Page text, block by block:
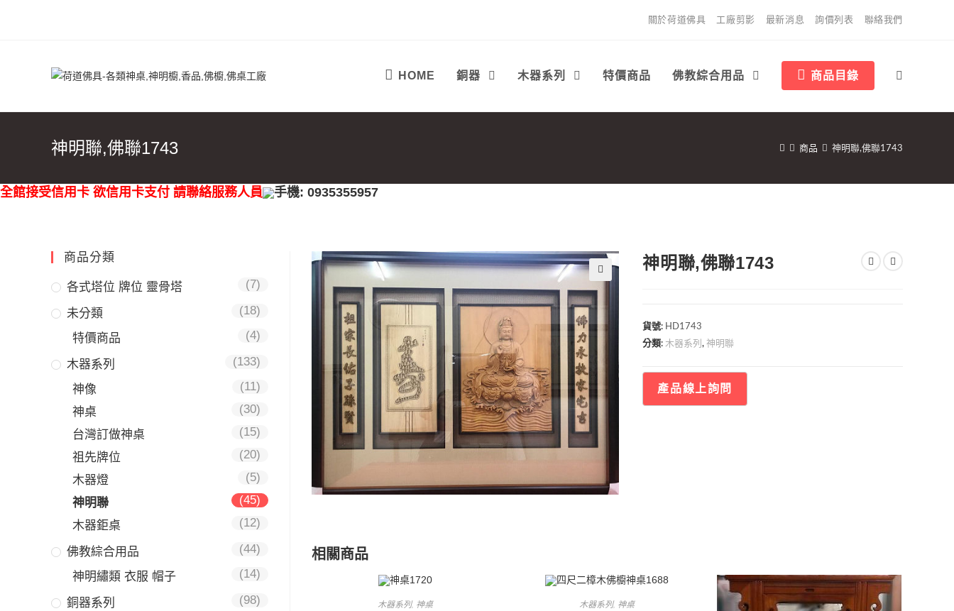
關於荷道佛具 工廠剪影 最新消息 詢價列表 聯絡我們
HOME 銅器 木器系列 特價商品 佛教綜合用品 商品目錄
神明聯,佛聯1743 商品 神明聯,佛聯1743
全館接受信用卡 欲信用卡支付 請聯絡服務人員 手機: 0935355957
🔍
神明聯,佛聯1743
貨號: HD1743
分類:木器系列,神明聯
相關商品
木器系列, 神桌 木器系列, 神桌
商品分類
各式塔位 牌位 靈骨塔 (7)
未分類 (18)
特價商品 (4)
木器系列 (133)
神像
(11)
神桌
(30)
台灣訂做神桌
(15)
祖先牌位
(20)
木器燈
(5)
神明聯
(45)
木器鉅桌
(12)
佛教綜合用品 (44)
神明繡類 衣服 帽子 (14)
銅器系列 (98)